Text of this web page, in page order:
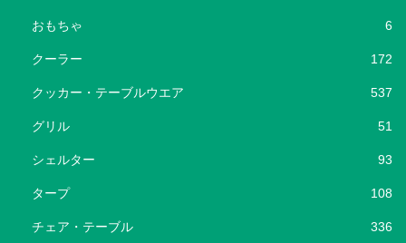
おもちゃ 6
クーラー 172
クッカー・テーブルウエア 537
グリル 51
シェルター 93
タープ 108
チェア・テーブル 336